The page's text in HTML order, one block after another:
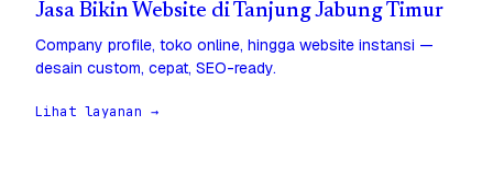
Jasa Bikin Website di Tanjung Jabung Timur
Company profile, toko online, hingga website instansi —
desain custom, cepat, SEO-ready.
Lihat layanan →